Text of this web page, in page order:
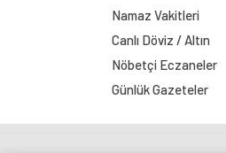
Namaz Vakitleri
Canlı Döviz / Altın
Nöbetçi Eczaneler
Günlük Gazeteler